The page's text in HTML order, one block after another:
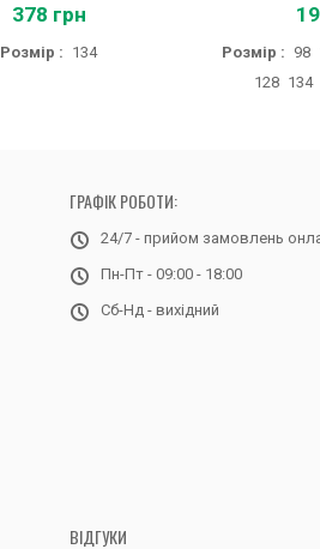
378 грн
Розмір : 134 Розмір : 98
128 134
ГРАФІК РОБОТИ:
24/7 - прийом замовлень
Пн-Пт - 09:00 - 18:00
Сб-Нд - вихідний
ВІДГУКИ